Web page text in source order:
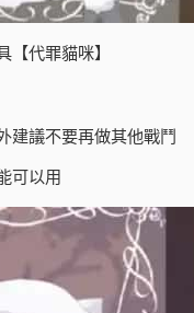
代罪貓咪】
建議不要再做其他戰鬥
可以用